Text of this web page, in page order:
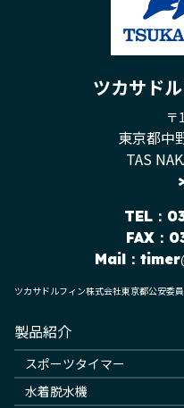
ツカサド
〒
東京都中
TAS
TEL：
FAX：
Mail：
ツカサドルフィン株式会社東京都公安委
製品紹介
スポーツタイマー
水着脱水機